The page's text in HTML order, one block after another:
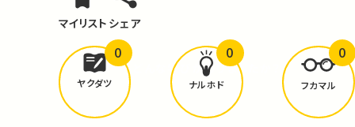
マイリスト シェア
どんな学びがありましたか？
ヤクダツ
0
ナルホド
0
フカマル
0